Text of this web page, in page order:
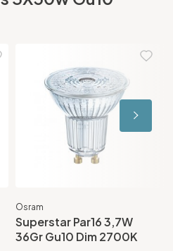
Osram
Superstar Par16 3,7W
36Gr Gu10 Dim 2700K